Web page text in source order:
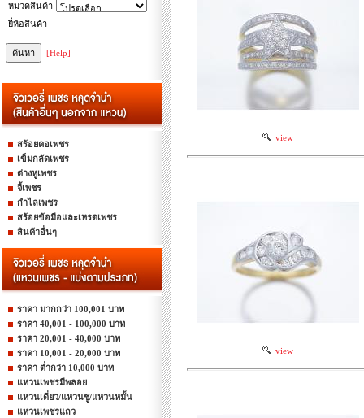
หมวดสินค้า
ยี่ห้อสินค้า
[Help]
สร้อยคอเพชร
เข็มกลัดเพชร
ต่างหูเพชร
จี้เพชร
กำไลเพชร
สร้อยข้อมือและเหรดเพชร
สินค้าอื่นๆ
ราคา มากกว่า 100,001 บาท
ราคา 40,001 - 100,000 บาท
ราคา 20,001 - 40,000 บาท
ราคา 10,001 - 20,000 บาท
ราคา ต่ำกว่า 10,000 บาท
แหวนเพชรมีพลอย
แหวนเดี่ยว/แหวนชู/แหวนหมั้น
แหวนเพชรแถว
view
view